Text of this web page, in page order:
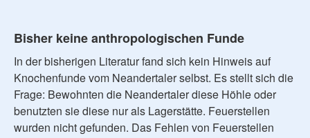
Bisher keine anthropologischen Funde
In der bisherigen Literatur fand sich kein Hinweis auf
Knochenfunde vom Neandertaler selbst. Es stellt sich die
Frage: Bewohnten die Neandertaler diese Höhle oder
benutzten sie diese nur als Lagerstätte. Feuerstellen
wurden nicht gefunden. Das Fehlen von Feuerstellen